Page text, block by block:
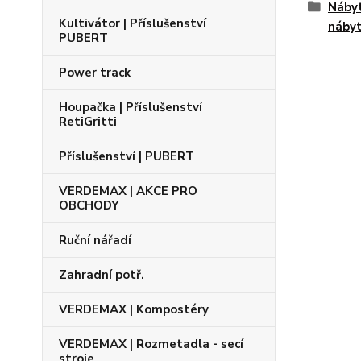
Kultivátor | Příslušenství
PUBERT
Power track
Houpačka | Příslušenství
RetiGritti
Příslušenství | PUBERT
VERDEMAX | AKCE PRO
OBCHODY
Ruční nářadí
Zahradní potř.
VERDEMAX | Kompostéry
VERDEMAX | Rozmetadla - secí